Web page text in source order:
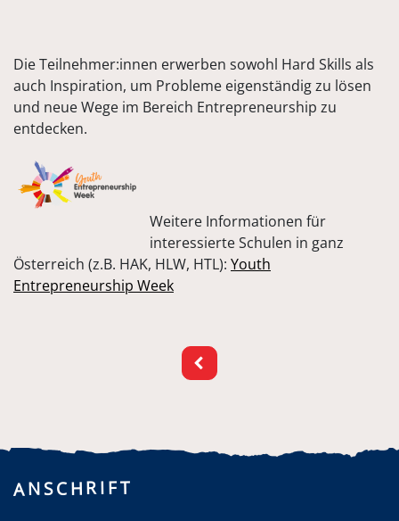
Die Teilnehmer:innen erwerben sowohl Hard Skills als
auch Inspiration, um Probleme eigenständig zu lösen
und neue Wege im Bereich Entrepreneurship zu
entdecken.
Weitere Informationen für
interessierte Schulen in ganz
Österreich (z.B. HAK, HLW, HTL): Youth
Entrepreneurship Week
ANSCHRIFT